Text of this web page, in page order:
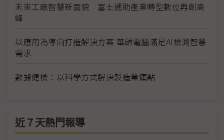
未來工廠智慧新面貌 富士通助產業轉型數位再創高
峰
以應用為導向打造解決方案 華碩電腦滿足AI檢測智慧
需求
數據健檢：以科學方式解決製造業痛點
近７天熱門報導